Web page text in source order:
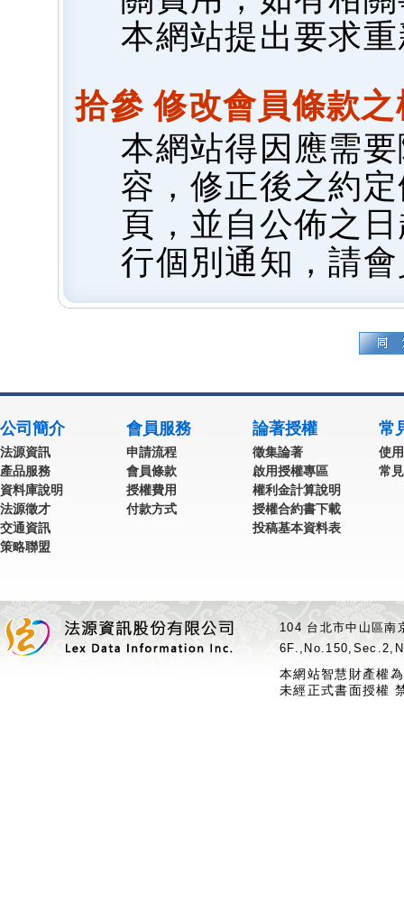
本網站提出要求
拾參 修改會員條款
本網站得因應需
容，修正後之約
頁，並自公佈之
行個別通知，請
公司簡介
法源資訊
產品服務
資料庫說明
法源徵才
交通資訊
策略聯盟
會員服務
申請流程
會員條款
授權費用
付款方式
論著授權
徵集論著
啟用授權專區
權利金計算說明
授權合約書下載
投稿基本資料表
常
使
常
104 台北市中山區
本網站智慧財產權
未經正式書面授權